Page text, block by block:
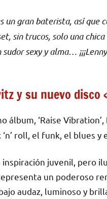
un gran baterista, así que
sin trucos, solo una
sexy y alma…
y su nuevo
álbum, ‘Raise Vibration’,
roll, el funk, el blues y
inspiración juvenil, pero
un poderoso
audaz, luminoso y